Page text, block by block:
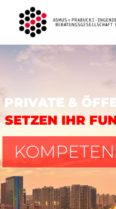
PRIVATE &
SETZEN IHR